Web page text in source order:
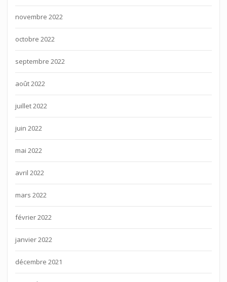
novembre 2022
octobre 2022
septembre 2022
août 2022
juillet 2022
juin 2022
mai 2022
avril 2022
mars 2022
février 2022
janvier 2022
décembre 2021